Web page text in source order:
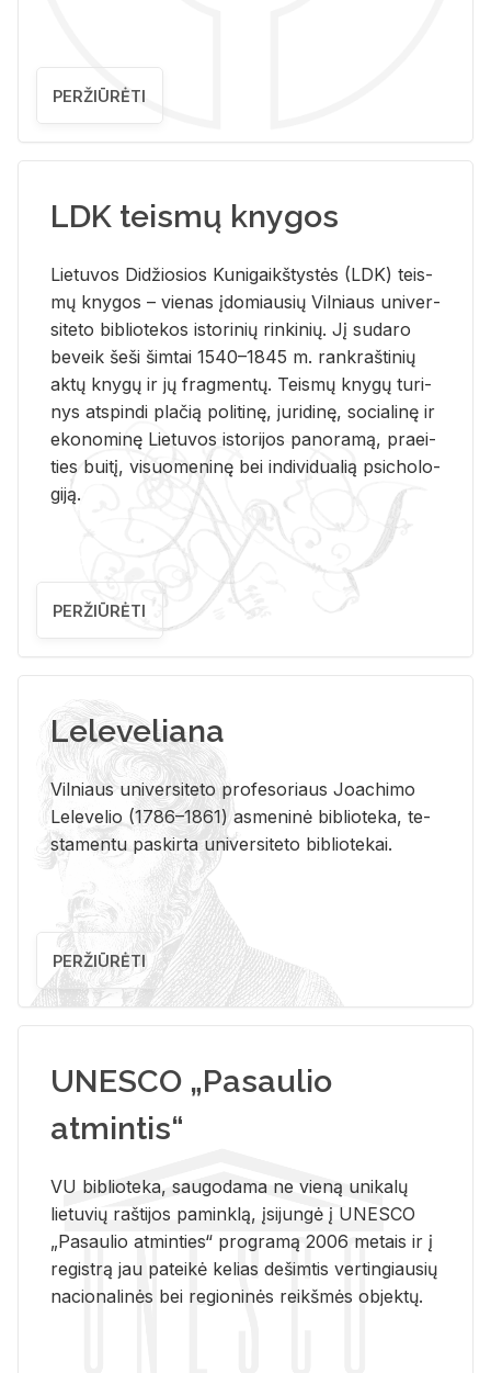
PERŽIŪRĖTI
LDK teismų knygos
Lie­tu­vos Di­džio­sios Ku­ni­gaikš­tys­tės (LDK) teis­
mų kny­gos – vie­nas įdo­miau­sių Vil­niaus uni­ver­
si­te­to bi­b­lio­te­kos is­to­ri­nių rin­ki­nių. Jį su­da­ro
be­veik šeši šim­tai 1540–1845 m. rank­raš­ti­nių
aktų kny­gų ir jų frag­men­tų. Teis­mų kny­gų tu­ri­
nys at­spin­di pla­čią po­li­ti­nę, ju­ri­di­nę, so­cia­li­nę ir
eko­no­mi­nę Lie­tu­vos is­to­ri­jos pa­no­ra­mą, pra­ei­
ties bui­tį, vi­suo­me­ni­nę bei in­di­vi­dua­lią psi­cho­lo­
gi­ją.
PERŽIŪRĖTI
Leleveliana
Vil­niaus uni­ver­si­te­to pro­fe­so­riaus Jo­a­chi­mo
Le­le­ve­lio (1786–1861) as­me­ni­nė bi­b­lio­te­ka, te­
sta­men­tu pa­skir­ta uni­ver­si­te­to bi­b­lio­te­kai.
PERŽIŪRĖTI
UNESCO „Pasaulio
atmintis“
VU biblioteka, saugodama ne vieną unikalų
lietuvių raštijos paminklą, įsijungė į UNESCO
„Pasaulio atminties“ programą 2006 metais ir į
registrą jau pateikė kelias dešimtis vertingiausių
nacionalinės bei regioninės reikšmės objektų.